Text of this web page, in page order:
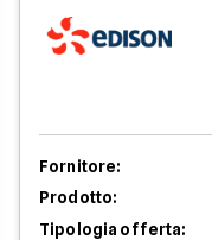
Fornitore:
Prodotto:
Tipologia offerta: